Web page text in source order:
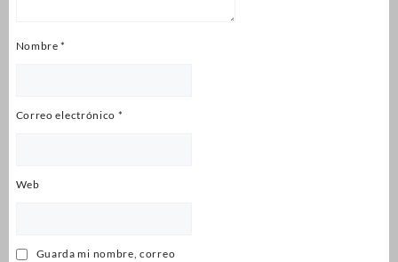
Nombre*
Correo electrónico *
Web
Guarda mi nombre, correo